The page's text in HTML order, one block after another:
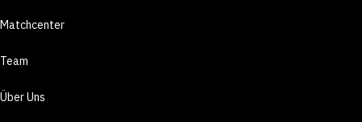
Matchcenter
Team
Über Uns